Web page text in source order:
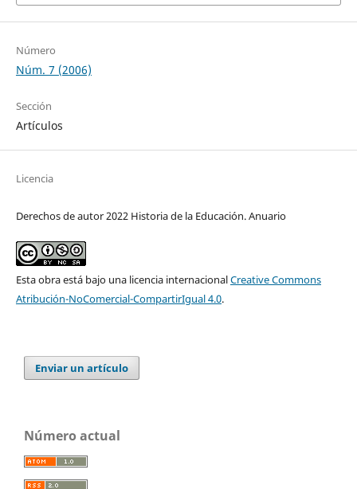
Número
Núm. 7 (2006)
Sección
Artículos
Licencia
Derechos de autor 2022 Historia de la Educación. Anuario
Esta obra está bajo una licencia internacionalCreative Commons
Atribución-NoComercial-CompartirIgual 4.0.
Enviar un artículo
Número actual